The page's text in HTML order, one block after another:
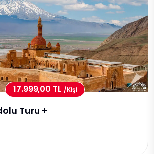
17.999,00 TL /kişi
Turu +